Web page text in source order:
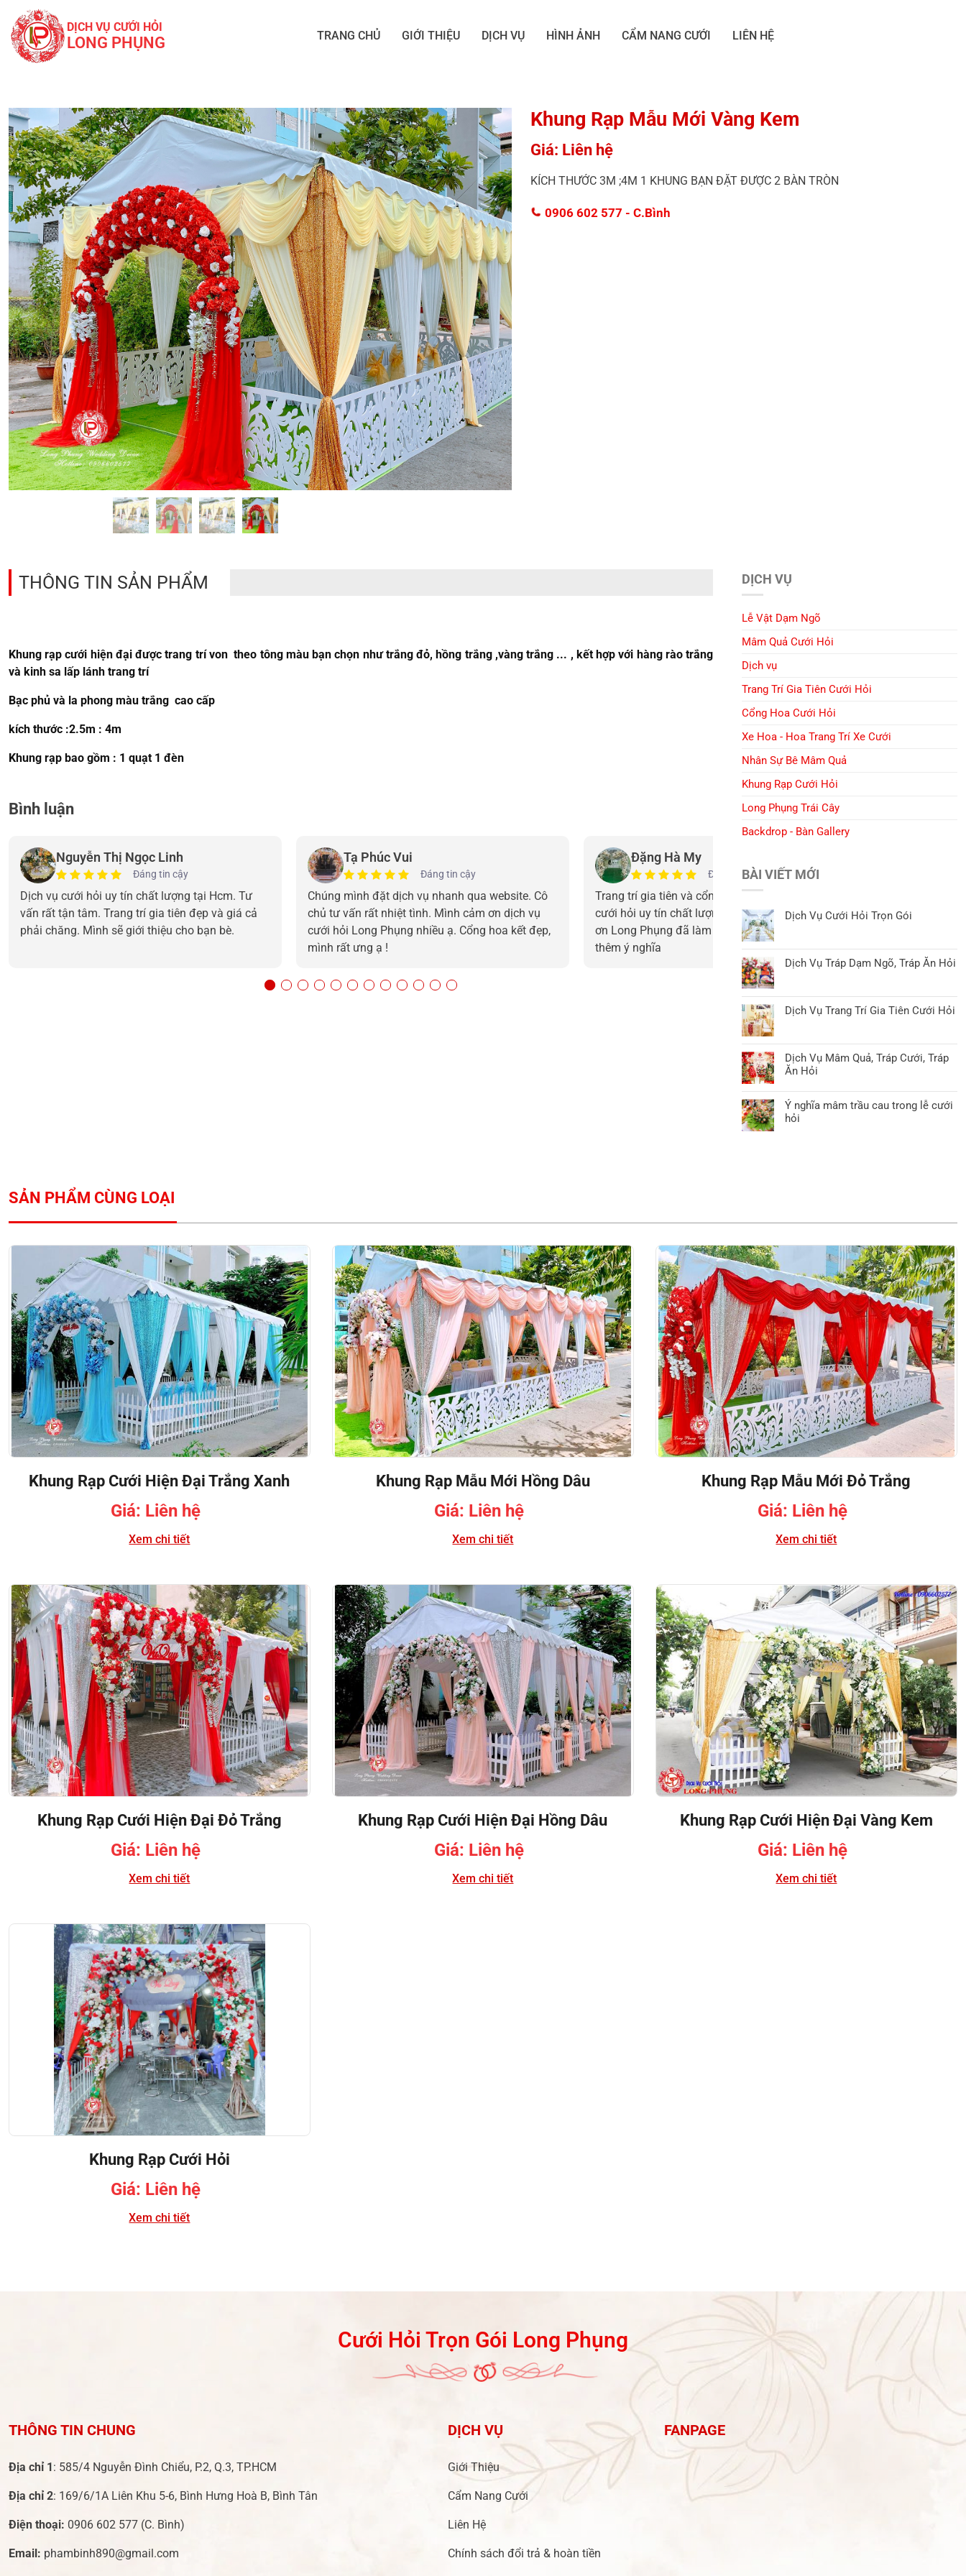
DỊCH VỤ CƯỚI HỎI
LONG PHỤNG TRANG CHỦ GIỚI THIỆU DỊCH VỤ HÌNH ẢNH CẨM NANG CƯỚI LIÊN HỆ
Khung Rạp Mẫu Mới Vàng Kem
Giá: Liên hệ
KÍCH THƯỚC 3M ;4M 1 KHUNG BẠN ĐẶT ĐƯỢC 2 BÀN TRÒN
0906 602 577 - C.Bình
DỊCH VỤ
Lễ Vật Dạm Ngõ
Mâm Quả Cưới Hỏi
Dịch vụ
Trang Trí Gia Tiên Cưới Hỏi
Cổng Hoa Cưới Hỏi
Xe Hoa - Hoa Trang Trí Xe Cưới
Nhân Sự Bê Mâm Quả
Khung Rạp Cưới Hỏi
Long Phụng Trái Cây
Backdrop - Bàn Gallery
BÀI VIẾT MỚI
Dịch Vụ Cưới Hỏi Trọn Gói
Dịch Vụ Tráp Dạm Ngõ, Tráp Ăn Hỏi
Dịch Vụ Trang Trí Gia Tiên Cưới Hỏi
Dịch Vụ Mâm Quả, Tráp Cưới, Tráp
Ăn Hỏi
Ý nghĩa mâm trầu cau trong lễ cưới
hỏi
THÔNG TIN SẢN PHẨM
Khung rạp cưới hiện đại được trang trí von theo tông màu bạn chọn như trắng đỏ, hồng trắng ,vàng trắng ... , kết hợp với hàng rào trắng
và kinh sa lấp lánh trang trí
Bạc phủ và la phong màu trắng cao cấp
kích thước :2.5m : 4m
Khung rạp bao gồm : 1 quạt 1 đèn
Bình luận
Nguyễn Thị Ngọc Linh
Đáng tin cậy
Dịch vụ cưới hỏi uy tín chất lượng tại Hcm. Tư
vấn rất tận tâm. Trang trí gia tiên đẹp và giá cả
phải chăng. Mình sẽ giới thiệu cho bạn bè.
Tạ Phúc Vui
Đáng tin cậy
Chúng mình đặt dịch vụ nhanh qua website. Cô
chủ tư vấn rất nhiệt tình. Mình cảm ơn dịch vụ
cưới hỏi Long Phụng nhiều ạ. Cổng hoa kết đẹp,
mình rất ưng ạ !
Đặng Hà My
Đáng tin cậy
Trang trí gia tiên và cổng hoa cưới đẹp, dịch vụ
cưới hỏi uy tín chất lượng. Tư vấn nhiệt tình. Cảm
ơn Long Phụng đã làm nên ngày vui 2 đứa mình
thêm ý nghĩa
mình lựa chọn.
SẢN PHẨM CÙNG LOẠI
Khung Rạp Cưới Hiện Đại Trắng Xanh
Giá: Liên hệ
Xem chi tiết
Khung Rạp Mẫu Mới Hồng Dâu
Giá: Liên hệ
Xem chi tiết
Khung Rạp Mẫu Mới Đỏ Trắng
Giá: Liên hệ
Xem chi tiết
Khung Rạp Cưới Hiện Đại Đỏ Trắng
Giá: Liên hệ
Xem chi tiết
Khung Rạp Cưới Hiện Đại Hồng Dâu
Giá: Liên hệ
Xem chi tiết
Khung Rạp Cưới Hiện Đại Vàng Kem
Giá: Liên hệ
Xem chi tiết
Khung Rạp Cưới Hỏi
Giá: Liên hệ
Xem chi tiết
Cưới Hỏi Trọn Gói Long Phụng
THÔNG TIN CHUNG
Địa chỉ 1: 585/4 Nguyễn Đình Chiểu, P.2, Q.3, TP.HCM
Địa chỉ 2: 169/6/1A Liên Khu 5-6, Bình Hưng Hoà B, Bình Tân
Điện thoại: 0906 602 577 (C. Bình)
Email: phambinh890@gmail.com
DỊCH VỤ
Giới Thiệu
Cẩm Nang Cưới
Liên Hệ
Chính sách đổi trả & hoàn tiền
FANPAGE